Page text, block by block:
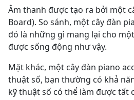
Âm thanh được tạo ra bởi một
Board). So sánh, một cây đàn
đó là những gì mang lại cho
được sống động như vậy.
Mặt khác, một cây đàn piano
thuật số, bạn thường có khả
kỹ thuật số có thể làm được tất